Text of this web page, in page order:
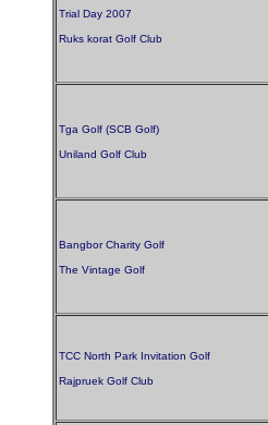
Trial Day 2007
Ruks korat Golf Club
Tga Golf (SCB Golf)
Uniland Golf Club
Bangbor Charity Golf
The Vintage Golf
TCC North Park Invitation Golf
Rajpruek Golf Club